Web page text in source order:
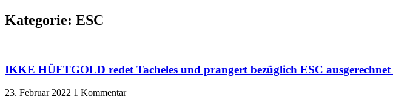
Kategorie: ESC
IKKE HÜFTGOLD redet Tacheles und prangert bezüglich ESC
23. Februar 2022 1 Kommentar